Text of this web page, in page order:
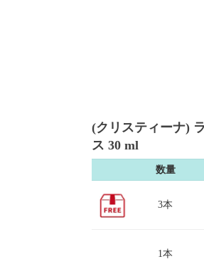
(クリスティーナ)
ス 30 ml
数量
3本
1本